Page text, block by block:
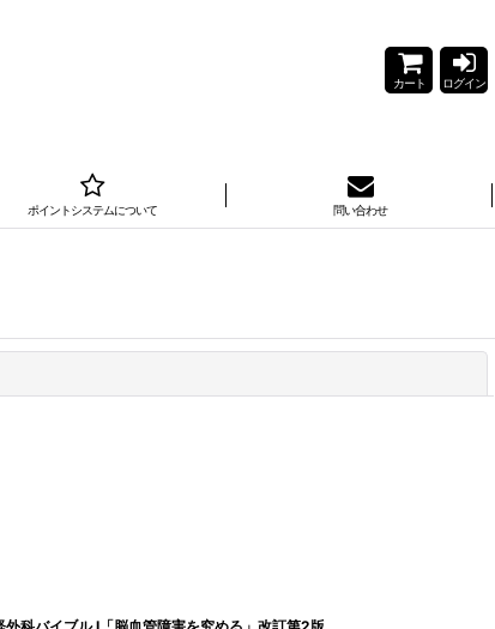
カート ログイン
ポイントシステムについて 問い合わせ